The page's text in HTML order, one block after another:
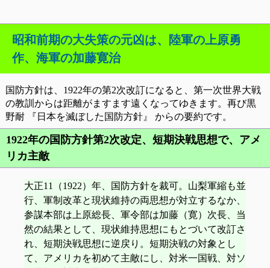
昭和前期の大失策の元凶は、陸軍の上原勇
作、海軍の加藤寛治
国防方針は、1922年の第2次改訂になると、第一次世界大戦
の教訓からは距離がますます遠くなってゆきます。再び黒
野耐 『日本を滅ぼした国防方針』 からの要約です。
1922年の国防方針第2次改定、短期決戦思想で、アメ
リカ主敵
大正11（1922）年、国防方針を裁可。山梨軍縮も並
行、軍制改革と現状維持の両思想が対立するなか、
参謀本部は上原総長、軍令部は加藤（寛）次長、当
然の結果として、現状維持思想にもとづいて改訂さ
れ、短期決戦思想に逆戻り。短期決戦の対象とし
て、アメリカを初めて主敵にし、対米一国戦、対ソ